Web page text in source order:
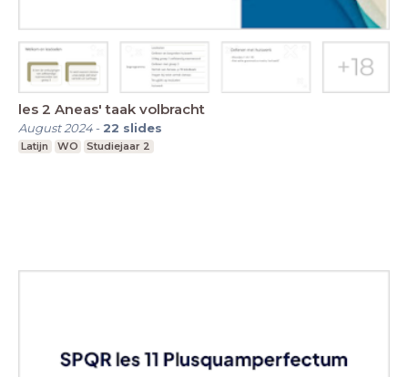
les 2 Aneas' taak volbracht
August 2024- 22 slides
Latijn WO Studiejaar 2